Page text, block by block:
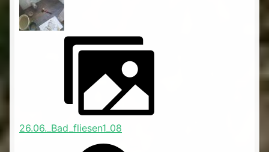
26.06._Bad_fliesen1_08